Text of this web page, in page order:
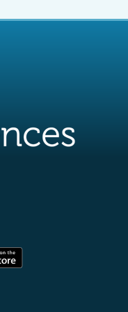
pestaña)